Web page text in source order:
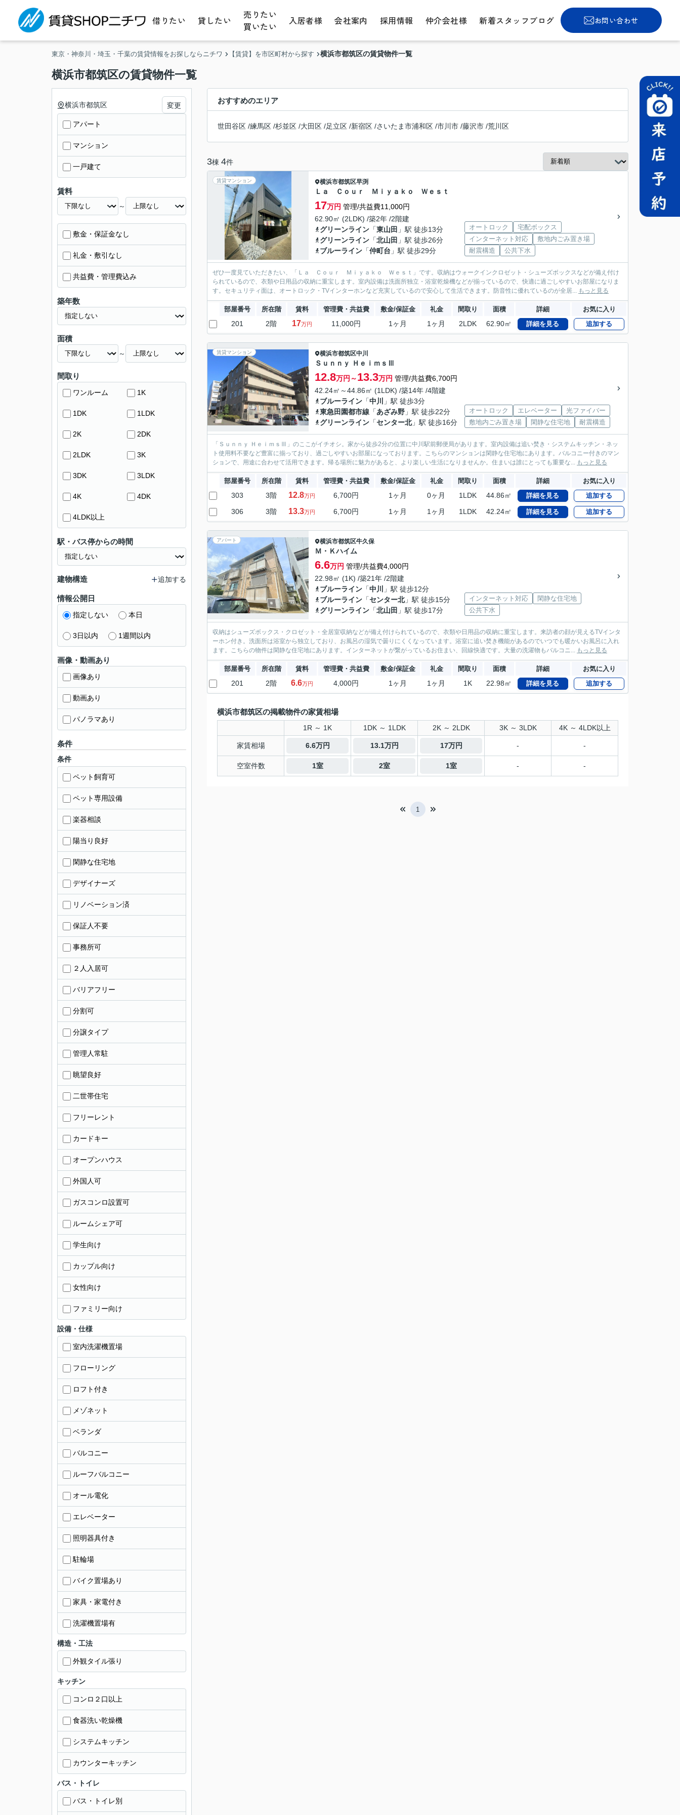
借りたい 貸したい
売りたい
買いたい
入居者様 会社案内 採用情報 仲介会社様 新着スタッフブログ お問い合わせ
東京・神奈川・埼玉・千葉の賃貸情報をお探しならニチワ 【賃貸】を市区町村から探す 横浜市都筑区の賃貸物件一覧
横浜市都筑区の賃貸物件一覧
おすすめのエリア
世田谷区 /練馬区 /杉並区 /大田区 /足立区 /新宿区 /さいたま市浦和区 /市川市 /藤沢市 /荒川区
3棟 4件
賃貸マンション 横浜市都筑区早渕
Ｌａ Ｃｏｕｒ Ｍｉｙａｋｏ Ｗｅｓｔ
17万円 管理/共益費11,000円
62.90㎡ (2LDK) /築2年 /2階建
グリーンライン 「東山田 」駅 徒歩13分
グリーンライン 「北山田 」駅 徒歩26分
ブルーライン 「仲町台 」駅 徒歩29分
オートロック
宅配ボックス
インターネット対応
敷地内ごみ置き場
耐震構造
公共下水
ぜひ一度見ていただきたい、「Ｌａ Ｃｏｕｒ Ｍｉｙａｋｏ Ｗｅｓｔ」です。収納はウォークインクロゼット・シューズボックスなどが備え付け
られているので、衣類や日用品の収納に重宝します。室内設備は洗面所独立・浴室乾燥機などが揃っているので、快適に過ごしやすいお部屋になりま
す。セキュリティ面は、オートロック・TVインターホンなど充実しているので安心して生活できます。防音性に優れているのが全居... もっと見る
部屋番号 所在階 賃料 管理費・共益費 敷金/保証金 礼金 間取り 面積 詳細 お気に入り
201 2階 17万円 11,000円 1ヶ月 1ヶ月 2LDK 62.90㎡ 詳細を見る 追加する
賃貸マンション 横浜市都筑区中川
Ｓｕｎｎｙ ＨｅｉｍｓⅢ
12.8万円～13.3万円 管理/共益費6,700円
42.24㎡～44.86㎡ (1LDK) /築14年 /4階建
ブルーライン 「中川
」駅 徒歩3分
東急田園都市線 「あざみ野 」駅 徒歩22分
グリーンライン 「センター北」駅 徒歩16分
オートロック エレベーター
光ファイバー
敷地内ごみ置き場
閑静な住宅地 耐震構造
「Ｓｕｎｎｙ ＨｅｉｍｓⅢ」のここがイチオシ。家から徒歩2分の位置に中川駅前郵便局があります。室内設備は追い焚き・システムキッチン・ネッ
ト使用料不要など豊富に揃っており、過ごしやすいお部屋になっております。こちらのマンションは閑静な住宅地にあります。バルコニー付きのマン
ションで、用途に合わせて活用できます。帰る場所に魅力があると、より楽しい生活になりませんか。住まいは誰にとっても重要な... もっと見る
部屋番号 所在階 賃料 管理費・共益費 敷金/保証金 礼金 間取り 面積 詳細 お気に入り
303 3階 12.8万円 6,700円 1ヶ月 0ヶ月 1LDK 44.86㎡ 詳細を見る 追加する
306 3階 13.3万円 6,700円 1ヶ月 1ヶ月 1LDK 42.24㎡ 詳細を見る 追加する
アパート 横浜市都筑区牛久保
Ｍ・Ｋハイム
6.6万円 管理/共益費4,000円
22.98㎡ (1K) /築21年 /2階建
ブルーライン 「中川
」駅 徒歩12分
ブルーライン 「センター北」駅 徒歩15分
グリーンライン 「北山田 」駅 徒歩17分
インターネット対応
閑静な住宅地
公共下水
収納はシューズボックス・クロゼット・全居室収納などが備え付けられているので、衣類や日用品の収納に重宝します。来訪者の顔が見えるTVインタ
ーホン付き。洗面所は浴室から独立しており、お風呂の湿気で曇りにくくなっています。浴室に追い焚き機能があるのでいつでも暖かいお風呂に入れ
ます。こちらの物件は閑静な住宅地にあります。インターネットが繋がっているお住まい、回線快適です。大量の洗濯物もバルコニ... もっと見る
部屋番号 所在階 賃料 管理費・共益費 敷金/保証金 礼金 間取り 面積 詳細 お気に入り
201 2階 6.6万円 4,000円 1ヶ月 1ヶ月 1K 22.98㎡ 詳細を見る 追加する
横浜市都筑区の掲載物件の家賃相場
1R ～ 1K 1DK ～ 1LDK 2K ～ 2LDK 3K ～ 3LDK 4K ～ 4LDK以上
家賃相場 6.6万円 13.1万円 17万円 - -
空室件数 1室 2室 1室 - -
1
横浜市都筑区 変更
アパート
マンション
一戸建て
賃料
～
敷金・保証金なし
礼金・敷引なし
共益費・管理費込み
築年数
面積
～
間取り
ワンルーム 1K
1DK 1LDK
2K 2DK
2LDK 3K
3DK 3LDK
4K 4DK
4LDK以上
駅・バス停からの時間
建物構造 追加する
情報公開日
指定しない 本日
3日以内 1週間以内
画像・動画あり
画像あり
動画あり
パノラマあり
条件
条件
ペット飼育可
ペット専用設備
楽器相談
陽当り良好
閑静な住宅地
デザイナーズ
リノベーション済
保証人不要
事務所可
２人入居可
バリアフリー
分割可
分譲タイプ
管理人常駐
眺望良好
二世帯住宅
フリーレント
カードキー
オープンハウス
外国人可
ガスコンロ設置可
ルームシェア可
学生向け
カップル向け
女性向け
ファミリー向け
設備・仕様
室内洗濯機置場
フローリング
ロフト付き
メゾネット
ベランダ
バルコニー
ルーフバルコニー
オール電化
エレベーター
照明器具付き
駐輪場
バイク置場あり
家具・家電付き
洗濯機置場有
構造・工法
外観タイル張り
キッチン
コンロ２口以上
食器洗い乾燥機
システムキッチン
カウンターキッチン
バス・トイレ
バス・トイレ別